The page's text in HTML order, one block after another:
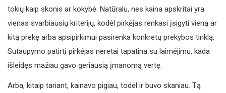
tokių kaip skonis ar kokybė. Natūralu, nes kaina apskritai yra
vienas svarbiausių kriterijų, kodėl pirkėjas renkasi įsigyti vieną ar
kitą prekę arba apsipirkimui pasirenka konkretų prekybos tinklą.
Sutaupymo patirtį pirkėjas neretai tapatina su laimėjimu, kada
išleidęs mažiau gavo geriausią įmanomą vertę.
Arba, kitaip tariant, kainavo pigiau, todėl ir buvo skaniau. Tą